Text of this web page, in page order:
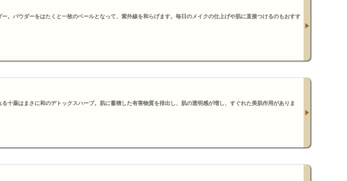
。パウダーをはたくと一枚のベールとなって、紫外線を和らげます。毎日のメイクの仕上げや肌に直接つけるのもおすす
十薬はまさに和のデトックスハーブ。肌に蓄積した有害物質を排出し、肌の透明感が増し、すぐれた美肌作用がありま